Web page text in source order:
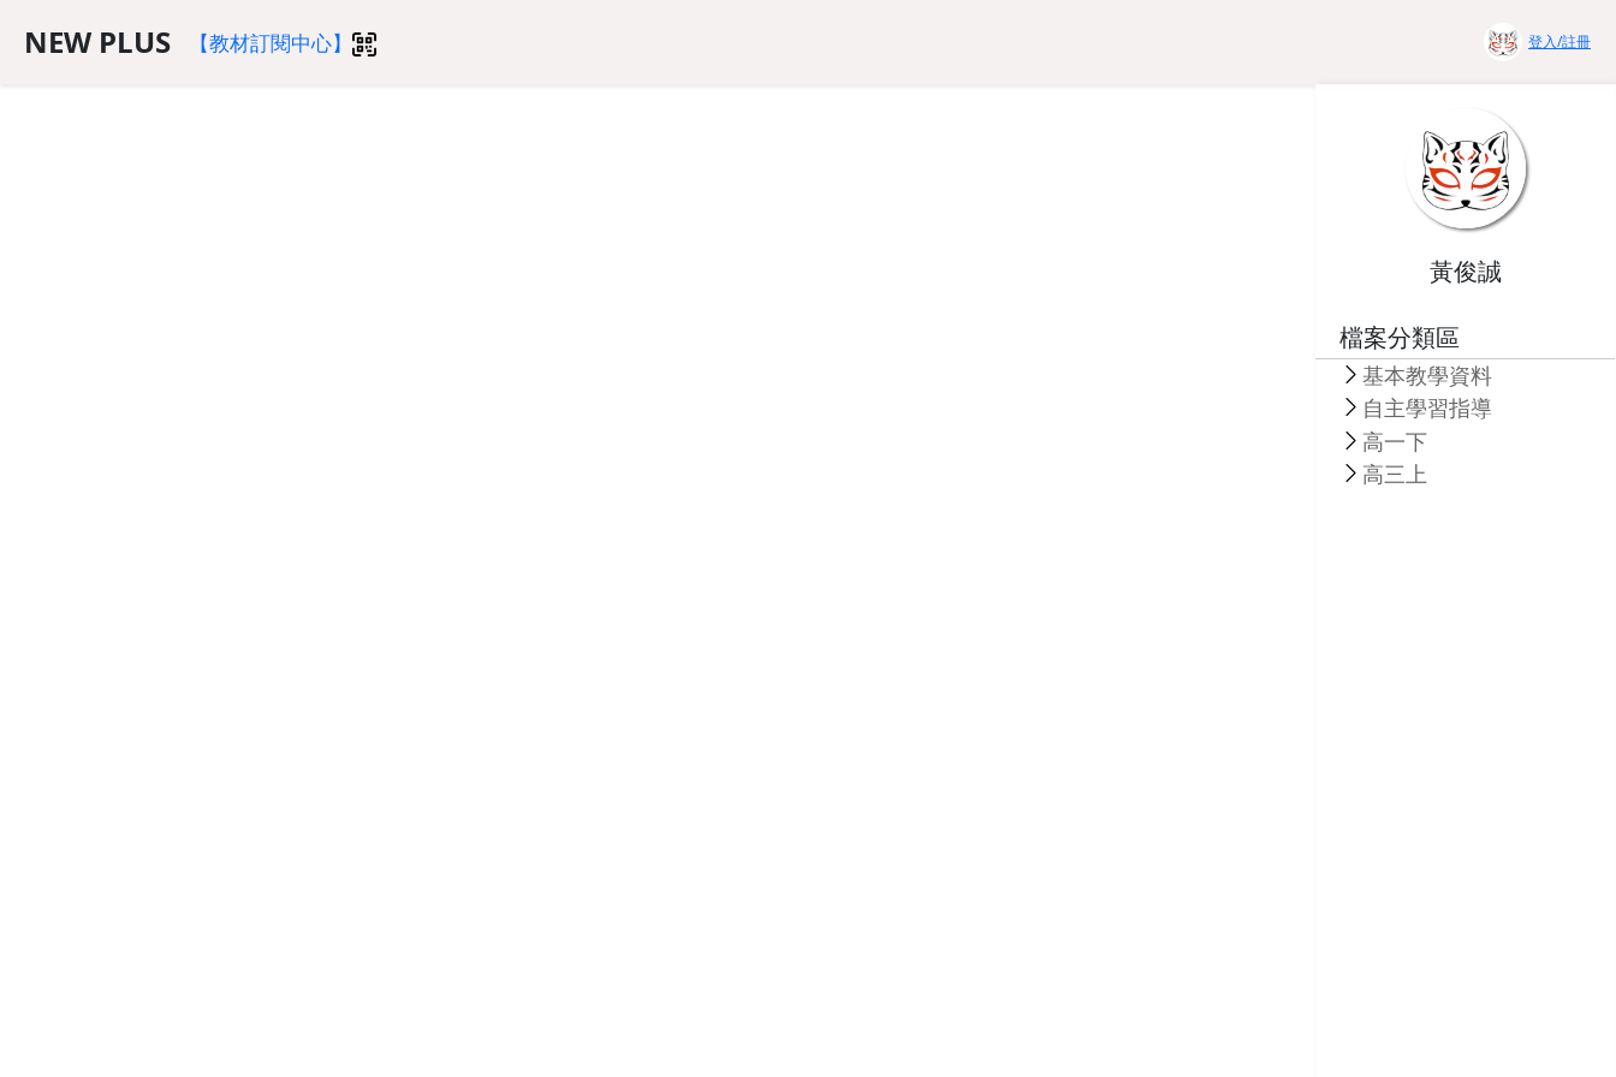
NEW PLUS 【教材訂閱中心】 登入/註冊
黃俊誠
檔案分類區
基本教學資料
自主學習指導
高一下
高三上